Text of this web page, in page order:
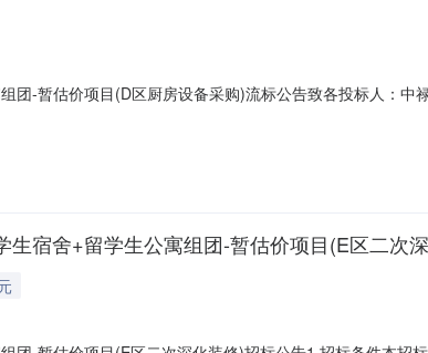
-暂估价项目(D区厨房设备采购)流标公告致各投标人：中
山西二街政务二期大楼（原省政府政务服务中心大楼北侧
宿舍+留学生公寓组团-暂估价项目(E区二次